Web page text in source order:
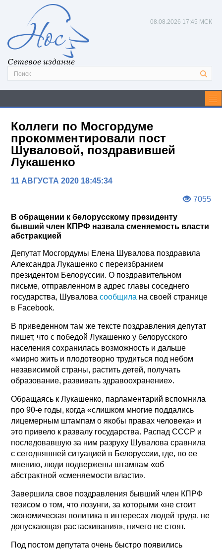
Сетевое издание
08.08.2026 17:45 МСК
Коллеги по Мосгордуме
прокомментировали пост
Шуваловой, поздравившей
Лукашенко
11 АВГУСТА 2020 18:45:34
7055
В обращении к белорусскому президенту
бывший член КПРФ назвала сменяемость власти
абстракцией
Депутат Мосгордумы Елена Шувалова поздравила
Александра Лукашенко с переизбранием
президентом Белоруссии. О поздравительном
письме, отправленном в адрес главы соседнего
государства, Шуваловасообщила на своей странице
в Facebook.
В приведенном там же тексте поздравления депутат
пишет, что с победой Лукашенко у белорусского
населения сохранилась возможность и дальше
«мирно жить и плодотворно трудиться под небом
независимой страны, растить детей, получать
образование, развивать здравоохранение».
Обращаясь к Лукашенко, парламентарий вспомнила
про 90-е годы, когда «слишком многие поддались
лицемерным штампам о якобы правах человека» и
это привело к развалу государства. Распад СССР и
последовавшую за ним разруху Шувалова сравнила
с сегодняшней ситуацией в Белоруссии, где, по ее
мнению, люди подвержены штампам «об
абстрактной «сменяемости власти».
Завершила свое поздравления бывший член КПРФ
тезисом о том, что лозунги, за которыми «не стоит
экономическая политика в интересах людей труда, не
допускающая растаскивания», ничего не стоят.
Под постом депутата очень быстро появились